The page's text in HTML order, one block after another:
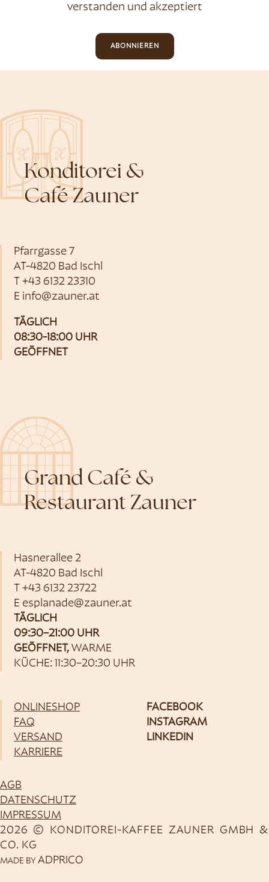
verstanden und akzeptiert
ABONNIEREN
Konditorei &
Café Zauner
Pfarrgasse 7
AT-4820 Bad Ischl
T +43 6132 23310
E info@zauner.at
TÄGLICH
08:30-18:00 UHR
GEÖFFNET
Grand Café &
Restaurant Zauner
Hasnerallee 2
AT-4820 Bad Ischl
T +43 6132 23722
E esplanade@zauner.at
TÄGLICH
09:30–21:00 UHR
GEÖFFNET, WARME
KÜCHE: 11:30–20:30 UHR
ONLINESHOP
FAQ
VERSAND
KARRIERE
FACEBOOK
INSTAGRAM
LINKEDIN
2026 © KONDITOREI-KAFFEE ZAUNER GMBH &
CO. KG
AGB
DATENSCHUTZ
IMPRESSUM
MADE BY ADPRICO